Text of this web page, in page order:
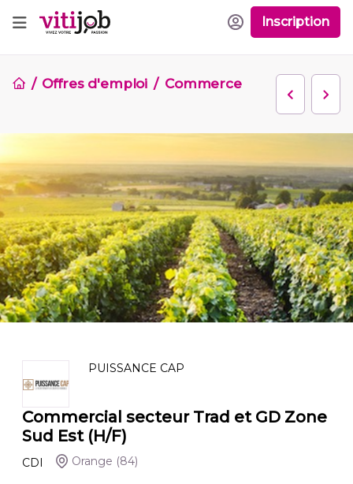
Inscription
Offres d'emploi Commerce
PUISSANCE CAP
Commercial secteur Trad et GD Zone
Sud Est (H/F)
CDI Orange (84)